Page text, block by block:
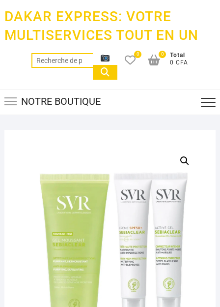
content
DAKAR EXPRESS: VOTRE
MULTISERVICES TOUT EN UN
Recherche
pour :
0
Total
0 CFA
0
NOTRE BOUTIQUE